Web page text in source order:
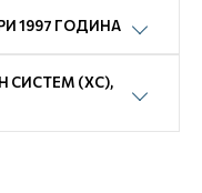
1997 ГОДИНА
СИСТЕМ (ХС),